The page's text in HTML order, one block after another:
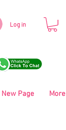
Log in
New Page More